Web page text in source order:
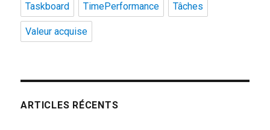
Taskboard TimePerformance Tâches
Valeur acquise
ARTICLES RÉCENTS